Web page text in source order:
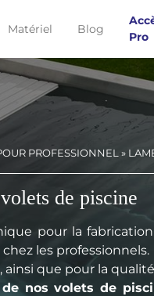
Matériel Blog
Pro
PROFESSIONNEL»
de piscine
pour la
les professionnels.
que pour la
de nos volets de